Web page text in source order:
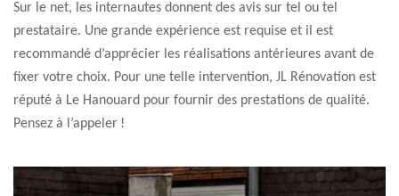
Sur le net, les internautes donnent des avis sur tel ou tel
prestataire. Une grande expérience est requise et il est
recommandé d’apprécier les réalisations antérieures avant de
fixer votre choix. Pour une telle intervention, JL Rénovation est
réputé à Le Hanouard pour fournir des prestations de qualité.
Pensez à l’appeler !